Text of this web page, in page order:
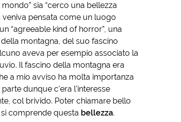
sia “cerco una bellezza
pensata come un luogo
“agreeable kind of horror”, una
montagna, del suo fascino
aveva per esempio associato la
Il fascino della montagna era
a mio avviso ha molta importanza
dunque c'era l'interesse
col brivido. Poter chiamare bello
comprende questa bellezza.